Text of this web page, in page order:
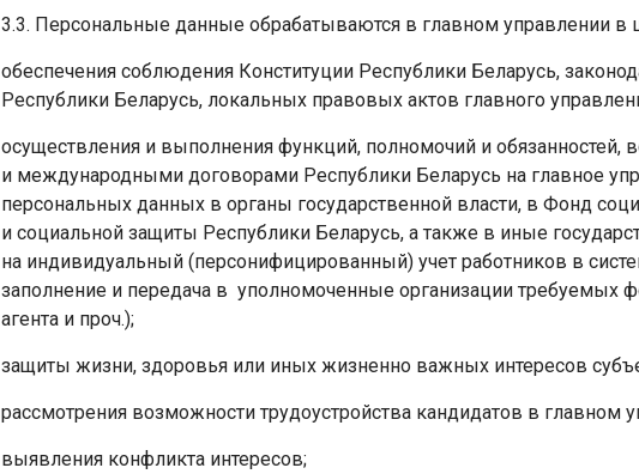
3.3. Персональные данные обрабатываются в главном управлении в
обеспечения соблюдения Конституции Республики Беларусь,
Республики Беларусь, локальных правовых актов главного
осуществления и выполнения функций, полномочий и обязанностей,
и международными договорами Республики Беларусь на главное
персональных данных в органы государственной власти, в Фонд
и социальной защиты Республики Беларусь, а также в иные
на индивидуальный (персонифицированный) учет работников в
заполнение и передача в уполномоченные организации требуемых
агента и проч.);
защиты жизни, здоровья или иных жизненно важных интересов
рассмотрения возможности трудоустройства кандидатов в главном
выявления конфликта интересов;